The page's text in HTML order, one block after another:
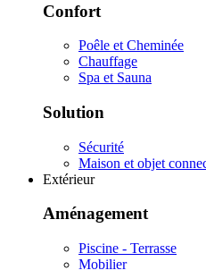
Confort
Poêle et Cheminée
Chauffage
Spa et Sauna
Solution
Sécurité
Maison et objet
Extérieur
Aménagement
Piscine - Terrasse
Mobilier